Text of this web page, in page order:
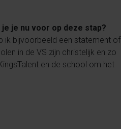
je nu voor op deze stap?
ik bijvoorbeeld een statement of
in de VS zijn christelijk en zo
en de school om het